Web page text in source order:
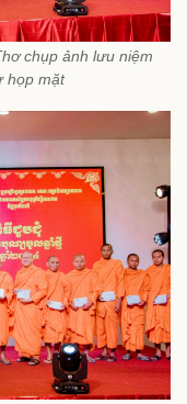
chụp ảnh lưu niệm
họp mặt